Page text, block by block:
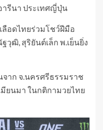
ารีนา ประเทศญี่ปุ่น
อดไทยร่วมโชว์ฝีมือ
วุฒิ, สุริยันต์เล็ก พ.เย็นยิ่ง
จาก จ.นครศรีธรรมราช
มียนมา ในกติกามวยไทย